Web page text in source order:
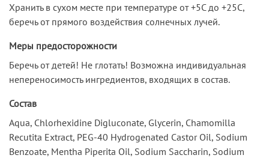
Хранить в сухом месте при температуре от +5С до +25С,
беречь от прямого воздействия солнечных лучей.
Меры предосторожности
Беречь от детей! Не глотать! Возможна индивидуальная
непереносимость ингредиентов, входящих в состав.
Состав
Aqua, Chlorhexidine Digluconate, Glycerin, Chamomilla
Recutita Extract, PEG-40 Hydrogenated Castor Oil, Sodium
Benzoate, Mentha Piperita Oil, Sodium Saccharin, Sodium